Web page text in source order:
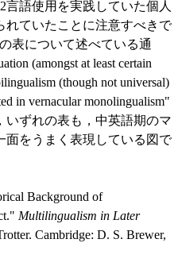
語使用を実践していた個人
れていたことに注意すべきで
表について述べている通
(amongst at least certain
(though not universal)
in vernacular monolingualism"
いずれの表も，中英語期のマ
面をうまく表現している図で
Background of
Multilingualism in Later
Cambridge: D. S. Brewer,